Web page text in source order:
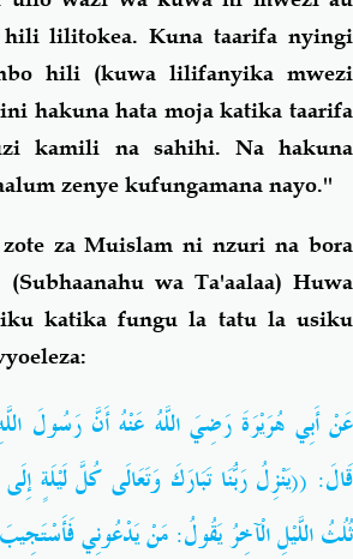
lilitokea. Kuna taarifa nyingi
hili (kuwa lilifanyika mwezi
hakuna hata moja katika taarifa
kamili na sahihi. Na hakuna
zenye kufungamana nayo.''
za Muislam ni nzuri na bora
wa Ta'aalaa) Huwa
katika fungu la tatu la usiku
عَنْ أَبِي هُرَيْرَةَ رَضِيَ اللَّهُ عَنْهُ أَنَّ رَسُولَ
قَالَ: ((يَنْزِلُ رَبُّنَا تَبَارَكَ وَتَعَالَى كُلَّ لَيْلَةٍ
ثُلُثُ اللَّيْلِ الْآخِرُ يَقُولُ: مَنْ يَدْعُونِي